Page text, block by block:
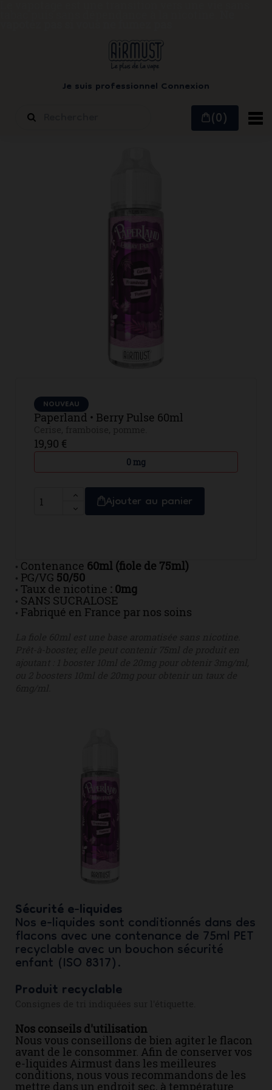
Je suis professionnel Connexion
(0)
NOUVEAU
Paperland • Berry Pulse 60ml
19,90 €
0 mg
Ajouter au panier
• Contenance 60ml (fiole de 75ml)
• PG/VG 50/50
• Taux de nicotine : 0mg
• SANS SUCRALOSE
• Fabriqué en France par nos soins
Sécurité e-liquides
Nos e-liquides sont conditionnés dans des
flacons avec une contenance de 75ml PET
recyclable avec un bouchon sécurité
enfant (ISO 8317).
Produit recyclable
Nos conseils d'utilisation
Nous vous conseillons de bien agiter le flacon
avant de le consommer. Afin de conserver vos
e-liquides Airmust dans les meilleures
conditions, nous vous recommandons de les
mettre dans un endroit sec, à température